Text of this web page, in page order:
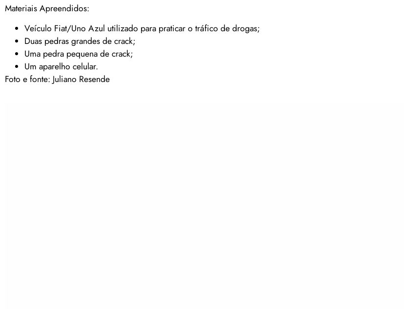
Materiais Apreendidos:
Veículo Fiat/Uno Azul utilizado para praticar o tráfico de drogas;
Duas pedras grandes de crack;
Uma pedra pequena de crack;
Um aparelho celular.
Foto e fonte: Juliano Resende